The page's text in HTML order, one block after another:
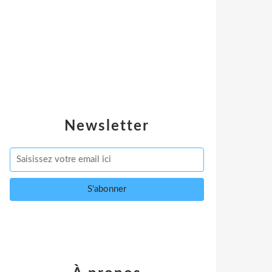
Newsletter